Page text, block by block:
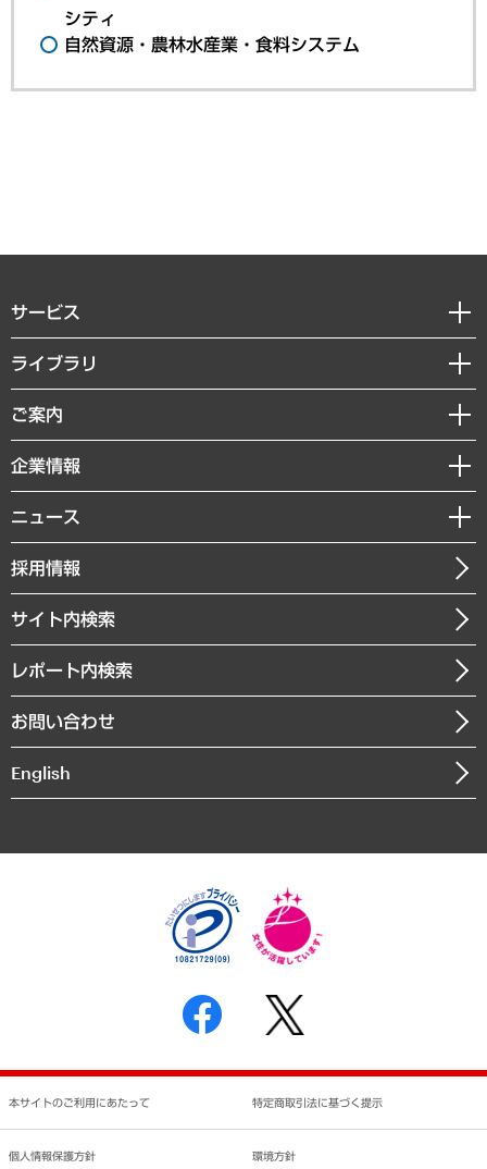
シティ
自然資源・農林水産業・食料システム
サービス
経営戦略
組織・人事戦略
デジタルイノベーション
共生・ダイバーシティ
GRC（ガバナンス・リスク・コンプライアンス）・防災（政策）
経済・産業・雇用・労働
まちづくり・観光・交通・スポーツ・スマートシティ
自然資源・農林水産業・食料システム
ライブラリ
経済調査
レポート
コラム
経営用語集
受託・受注実績（官公庁関連）
メディア掲載・出演
ご案内
セミナー・イベント情報
MUFGビジネスセミナー
受託案件情報
企業情報
私たちの想い
社長メッセージ
会社概要
沿革
組織図・本部部室紹介
インドネシア現地法人
個人情報保護方針
反社会的勢力に対する基本方針
書面による個人情報の開示等の請求の手続きについて
ニュース
ニュースリリース
お知らせ
採用情報
サイト内検索
レポート内検索
お問い合わせ
English
本サイトのご利用にあたって 特定商取引法に基づく提示
個人情報保護方針 環境方針